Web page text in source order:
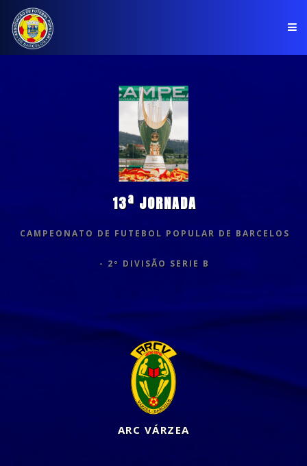
CLUBES
13ª JORNADA
CAMPEONATO DE FUTEBOL POPULAR DE BARCELOS
- 2º DIVISÃO SERIE B
ARC VÁRZEA